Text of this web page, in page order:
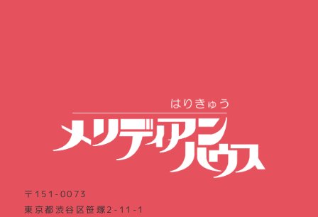
〒151-0073
東京都渋谷区笹塚2-11-1